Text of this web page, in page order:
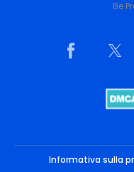
Be
Informativa sulla